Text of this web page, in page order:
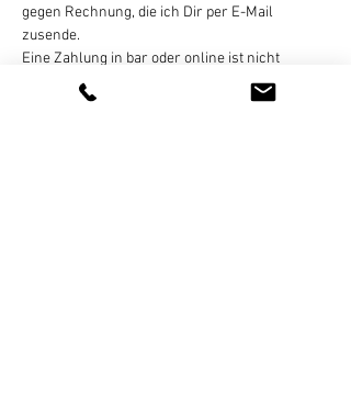
gegen Rechnung, die ich Dir per E-Mail
zusende.
Eine Zahlung in bar oder online ist nicht